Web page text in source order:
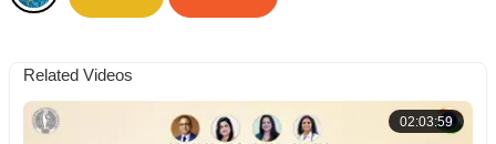
Related Videos
02:03:59